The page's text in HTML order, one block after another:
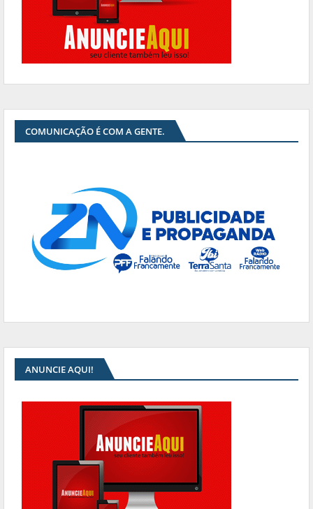
COMUNICAÇÃO É COM A GENTE.
ANUNCIE AQUI!